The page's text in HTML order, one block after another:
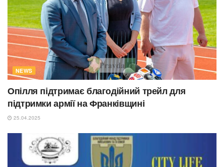
NEWS
Опілля підтримає благодійний трейл для
підтримки армії на Франківщині
25.04.2025